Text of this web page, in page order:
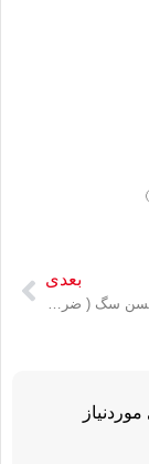
بعدی
برنامه زمانی واکسن سگ ( ضرورت واکسیناسیون سگ + نکات مهم آن )